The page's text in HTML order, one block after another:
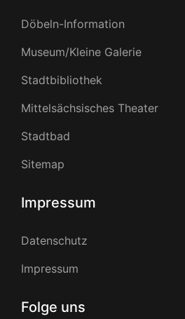
Döbeln-Information
Museum/Kleine Galerie
Stadtbibliothek
Mittelsächsisches Theater
Stadtbad
Sitemap
Impressum
Datenschutz
Impressum
Folge uns